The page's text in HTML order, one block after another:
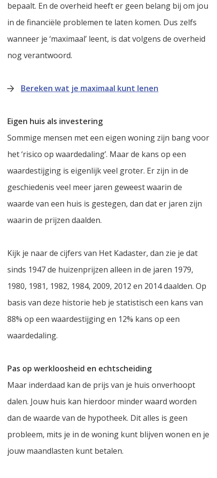
bepaalt. En de overheid heeft er geen belang bij om jou
in de financiële problemen te laten komen. Dus zelfs
wanneer je ‘maximaal’ leent, is dat volgens de overheid
nog verantwoord.
Bereken wat je maximaal kunt lenen
Eigen huis als investering
Sommige mensen met een eigen woning zijn bang voor
het ‘risico op waardedaling’. Maar de kans op een
waardestijging is eigenlijk veel groter. Er zijn in de
geschiedenis veel meer jaren geweest waarin de
waarde van een huis is gestegen, dan dat er jaren zijn
waarin de prijzen daalden.
Kijk je naar de cijfers van Het Kadaster, dan zie je dat
sinds 1947 de huizenprijzen alleen in de jaren 1979,
1980, 1981, 1982, 1984, 2009, 2012 en 2014 daalden. Op
basis van deze historie heb je statistisch een kans van
88% op een waardestijging en 12% kans op een
waardedaling.
Pas op werkloosheid en echtscheiding
Maar inderdaad kan de prijs van je huis onverhoopt
dalen. Jouw huis kan hierdoor minder waard worden
dan de waarde van de hypotheek. Dit alles is geen
probleem, mits je in de woning kunt blijven wonen en je
jouw maandlasten kunt betalen.